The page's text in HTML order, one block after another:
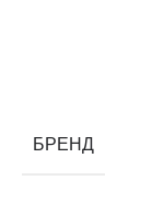
БРЕНД